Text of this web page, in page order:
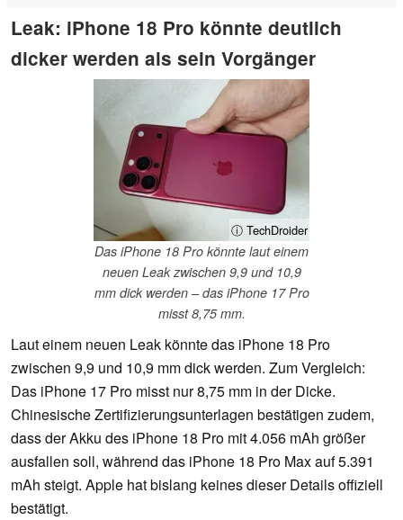
Leak: iPhone 18 Pro könnte deutlich
dicker werden als sein Vorgänger
ⓘ TechDroider
Das iPhone 18 Pro könnte laut einem
neuen Leak zwischen 9,9 und 10,9
mm dick werden – das iPhone 17 Pro
misst 8,75 mm.
Laut einem neuen Leak könnte das iPhone 18 Pro
zwischen 9,9 und 10,9 mm dick werden. Zum Vergleich:
Das iPhone 17 Pro misst nur 8,75 mm in der Dicke.
Chinesische Zertifizierungsunterlagen bestätigen zudem,
dass der Akku des iPhone 18 Pro mit 4.056 mAh größer
ausfallen soll, während das iPhone 18 Pro Max auf 5.391
mAh steigt. Apple hat bislang keines dieser Details offiziell
bestätigt.